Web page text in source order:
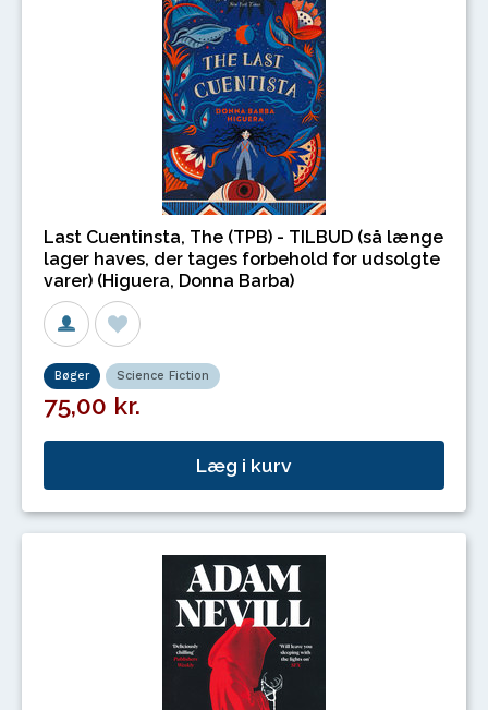
Last Cuentinsta, The (TPB) - TILBUD (så længe
lager haves, der tages forbehold for udsolgte
varer) (Higuera, Donna Barba)
Bøger Science Fiction
75,00 kr.
Læg i kurv